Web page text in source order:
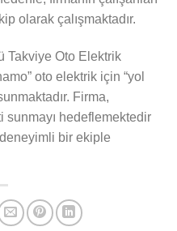
olarak çalışmaktadır.
Takviye Oto Elektrik
oto elektrik için “yol
Firma,
hedeflemektedir
bir ekiple